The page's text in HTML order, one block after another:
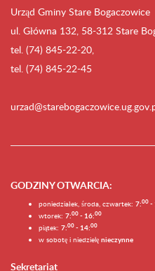
Urząd Gminy Stare Bogaczowice
ul. Główna 132, 58-312 Stare
tel. (74) 845-22-20,
tel. (74) 845-22-45
GODZINY OTWARCIA:
poniedziałek, środa, czwartek: 7:00 -
wtorek: 7:00 - 16:00
piątek: 7:00 - 14:00
w sobotę i niedzielę nieczynne
Sekretariat